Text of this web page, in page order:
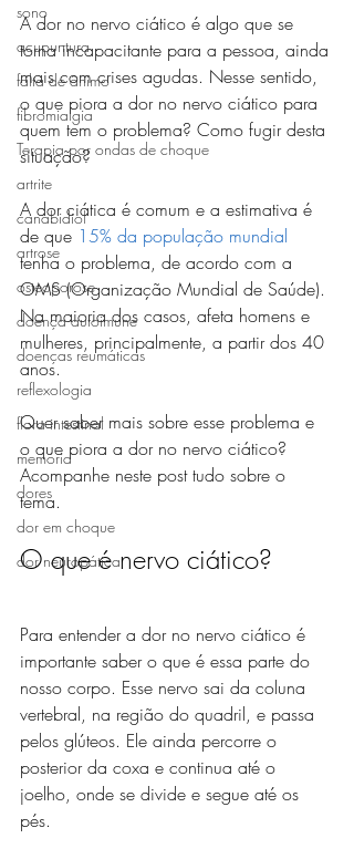
sono
acupuntura
falta de ânimo
fibromialgia
Terapia por ondas de choque
artrite
canabidiol
artrose
osteoporose
doença autoimune
doenças reumáticas
reflexologia
flora intestinal
memória
dores
dor em choque
dor neuropática
A dor no nervo ciático é algo que se
torna incapacitante para a pessoa, ainda
mais com crises agudas. Nesse sentido,
o que piora a dor no nervo ciático para
quem tem o problema? Como fugir desta
situação?
A dor ciática é comum e a estimativa é
de que 15% da população mundial
tenha o problema, de acordo com a
OMS (Organização Mundial de Saúde).
Na maioria dos casos, afeta homens e
mulheres, principalmente, a partir dos 40
anos.
Quer saber mais sobre esse problema e
o que piora a dor no nervo ciático?
Acompanhe neste post tudo sobre o
tema.
O que é nervo ciático?
Para entender a dor no nervo ciático é
importante saber o que é essa parte do
nosso corpo. Esse nervo sai da coluna
vertebral, na região do quadril, e passa
pelos glúteos. Ele ainda percorre o
posterior da coxa e continua até o
joelho, onde se divide e segue até os
pés.